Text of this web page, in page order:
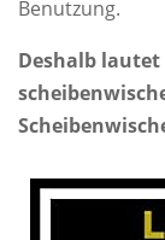
Benutzung.
Deshalb